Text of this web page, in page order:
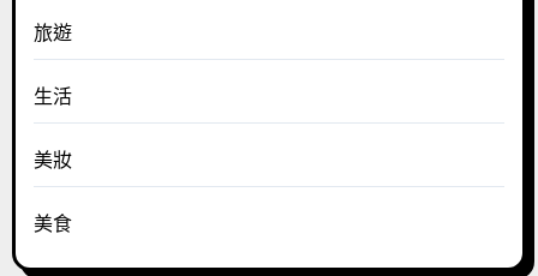
旅遊
生活
美妝
美食